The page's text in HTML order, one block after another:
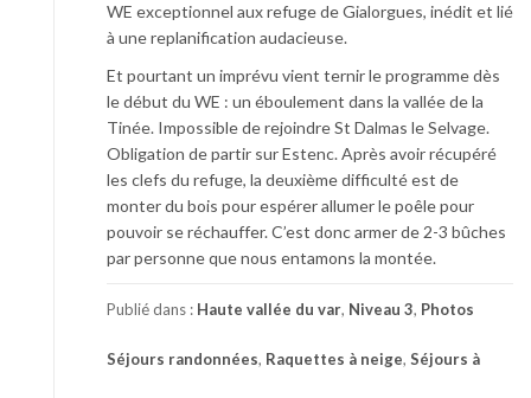
WE exceptionnel aux refuge de Gialorgues, inédit et lié
à une replanification audacieuse.
Et pourtant un imprévu vient ternir le programme dès
le début du WE : un éboulement dans la vallée de la
Tinée. Impossible de rejoindre St Dalmas le Selvage.
Obligation de partir sur Estenc. Après avoir récupéré
les clefs du refuge, la deuxième difficulté est de
monter du bois pour espérer allumer le poêle pour
pouvoir se réchauffer. C’est donc armer de 2-3 bûches
par personne que nous entamons la montée.
Publié dans : Haute vallée du var, Niveau 3, Photos
Séjours randonnées, Raquettes à neige, Séjours à